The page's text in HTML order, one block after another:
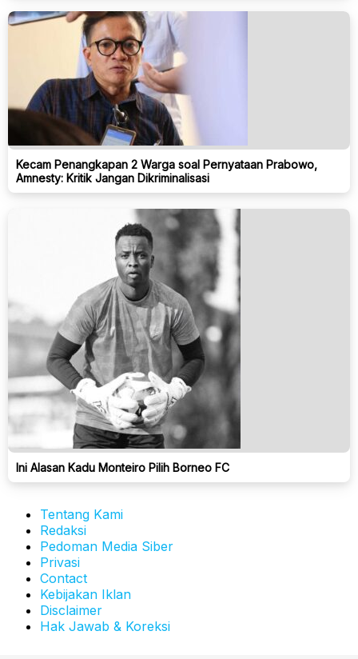
Kecam Penangkapan 2 Warga soal Pernyataan Prabowo,
Amnesty: Kritik Jangan Dikriminalisasi
Ini Alasan Kadu Monteiro Pilih Borneo FC
Tentang Kami
Redaksi
Pedoman Media Siber
Privasi
Contact
Kebijakan Iklan
Disclaimer
Hak Jawab & Koreksi